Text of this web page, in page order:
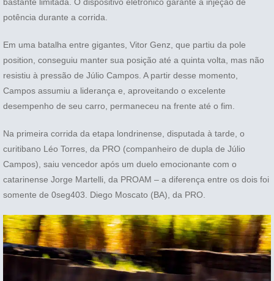
potência durante a corrida.
Em uma batalha entre gigantes, Vitor Genz, que partiu da pole
position, conseguiu manter sua posição até a quinta volta, mas não
resistiu à pressão de Júlio Campos. A partir desse momento,
Campos assumiu a liderança e, aproveitando o excelente
desempenho de seu carro, permaneceu na frente até o fim.
Na primeira corrida da etapa londrinense, disputada à tarde, o
curitibano Léo Torres, da PRO (companheiro de dupla de Júlio
Campos), saiu vencedor após um duelo emocionante com o
catarinense Jorge Martelli, da PROAM – a diferença entre os dois foi
somente de 0seg403. Diego Moscato (BA), da PRO.